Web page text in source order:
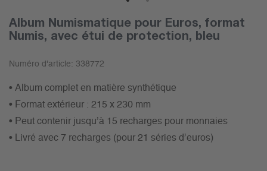
Album Numismatique pour Euros, format
Numis, avec étui de protection, bleu
Numéro d'article: 338772
• Album complet en matière synthétique
• Format extérieur : 215 x 230 mm
• Peut contenir jusqu’à 15 recharges pour monnaies
• Livré avec 7 recharges (pour 21 séries d’euros)